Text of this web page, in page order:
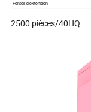
Fentes d'extension
2500 pièces/40HQ